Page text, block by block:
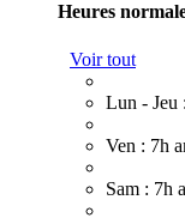
Heures
Voir tout
Lun - Jeu
Ven : 7h
Sam : 7h